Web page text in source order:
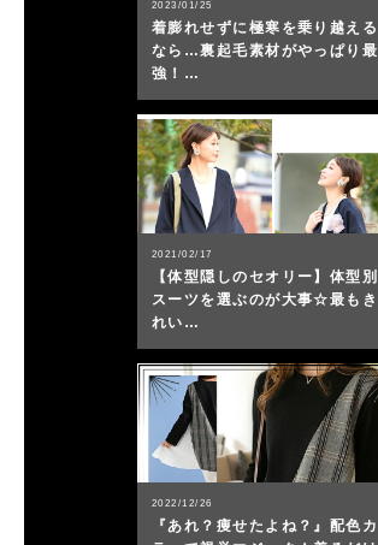
2023/01/25
着膨れせずに極寒を乗り越える
なら…裏起毛素材がやっぱり最
強！…
2021/02/17
【体型隠しのセオリー】体型別
スーツを選ぶのが大事☆最もき
れい…
2022/12/26
『あれ？痩せたよね？』配色カ